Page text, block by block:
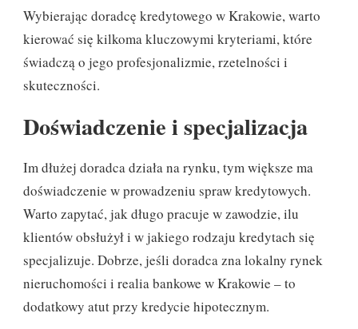
Wybierając doradcę kredytowego w Krakowie, warto
kierować się kilkoma kluczowymi kryteriami, które
świadczą o jego profesjonalizmie, rzetelności i
skuteczności.
Doświadczenie i specjalizacja
Im dłużej doradca działa na rynku, tym większe ma
doświadczenie w prowadzeniu spraw kredytowych.
Warto zapytać, jak długo pracuje w zawodzie, ilu
klientów obsłużył i w jakiego rodzaju kredytach się
specjalizuje. Dobrze, jeśli doradca zna lokalny rynek
nieruchomości i realia bankowe w Krakowie – to
dodatkowy atut przy kredycie hipotecznym.